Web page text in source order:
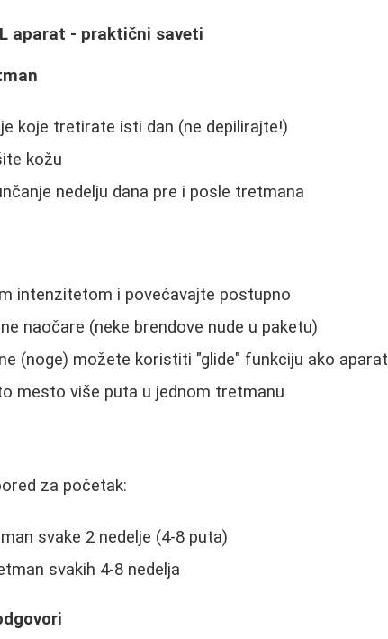
aparat - praktični saveti
koje tretirate isti dan (ne depilirajte!)
kožu
nedelju dana pre i posle tretmana
intenzitetom i povećavajte postupno
naočare (neke brendove nude u paketu)
(noge) možete koristiti "glide" funkciju ako
mesto više puta u jednom tretmanu
za početak:
svake 2 nedelje (4-8 puta)
svakih 4-8 nedelja